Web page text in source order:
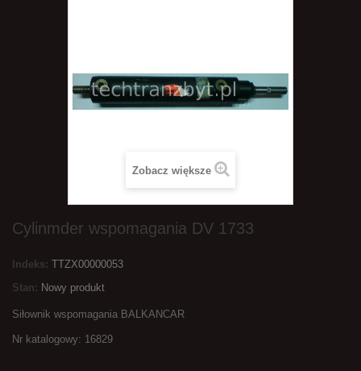
Zobacz większe
Cylinmder wspomagania DV 1733
Indeks: TTZX00000053
Stan: Nowy produkt
Siłownik wspomagania BALKANCAR
Nr katalogowy: 16829